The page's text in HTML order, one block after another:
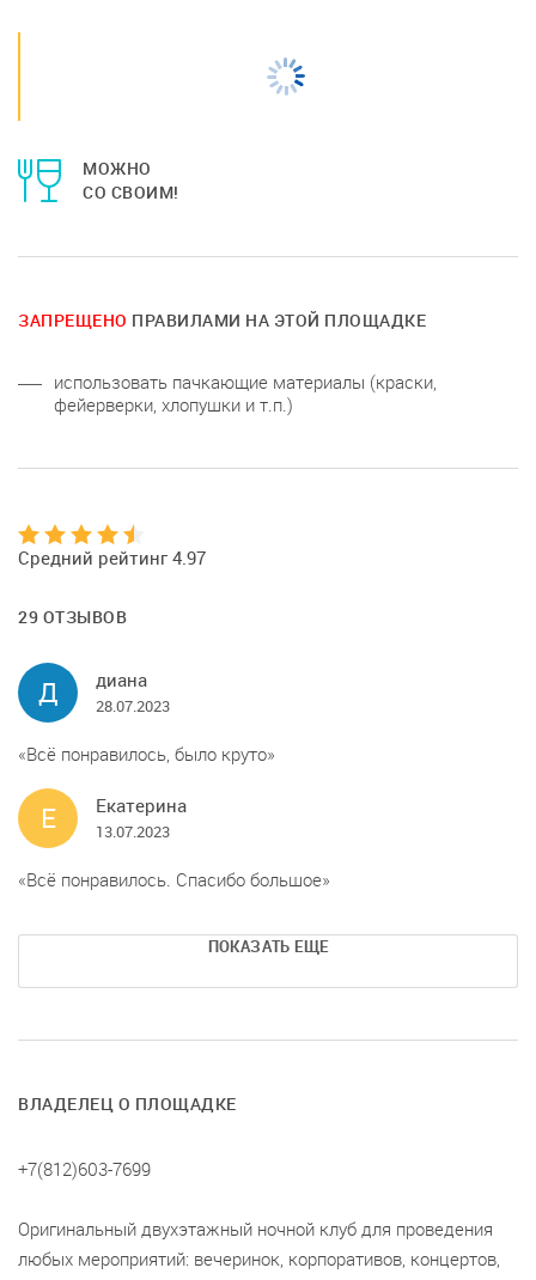
МОЖНО
СО СВОИМ!
ЗАПРЕЩЕНО ПРАВИЛАМИ НА ЭТОЙ ПЛОЩАДКЕ
использовать пачкающие материалы (краски,
фейерверки, хлопушки и т.п.)
Средний рейтинг 4.97
29 ОТЗЫВОВ
Д диана
28.07.2023
Всё понравилось, было круто
Е Екатерина
13.07.2023
Всё понравилось. Спасибо большое
ПОКАЗАТЬ ЕЩЕ
ВЛАДЕЛЕЦ О ПЛОЩАДКЕ
+7(812)603-7699
Оригинальный двухэтажный ночной клуб для проведения
любых мероприятий: вечеринок, корпоративов, концертов,